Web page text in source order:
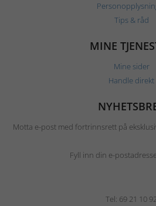
Tips & råd
MINE
Mine sider
Handle direkt
Motta e-post med fortrinnsrett på
Fyll inn din e-
Tel: 69 21 10 92